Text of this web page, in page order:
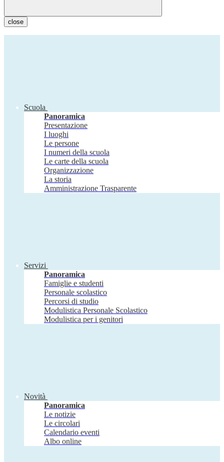
close
Scuola
Panoramica
Presentazione
I luoghi
Le persone
I numeri della scuola
Le carte della scuola
Organizzazione
La storia
Amministrazione Trasparente
Servizi
Panoramica
Famiglie e studenti
Personale scolastico
Percorsi di studio
Modulistica Personale Scolastico
Modulistica per i genitori
Novità
Panoramica
Le notizie
Le circolari
Calendario eventi
Albo online